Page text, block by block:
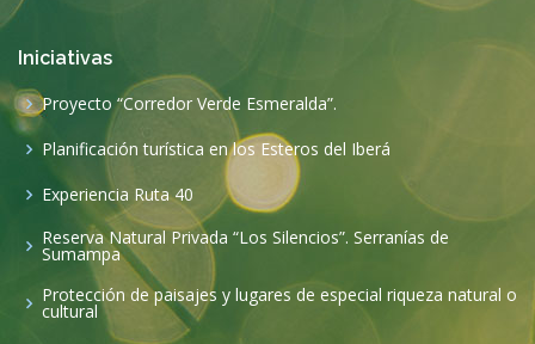
Iniciativas
Proyecto “Corredor Verde Esmeralda”.
Planificación turística en los Esteros del Iberá
Experiencia Ruta 40
Reserva Natural Privada “Los Silencios”. Serranías de
Sumampa
Protección de paisajes y lugares de especial riqueza natural o
cultural